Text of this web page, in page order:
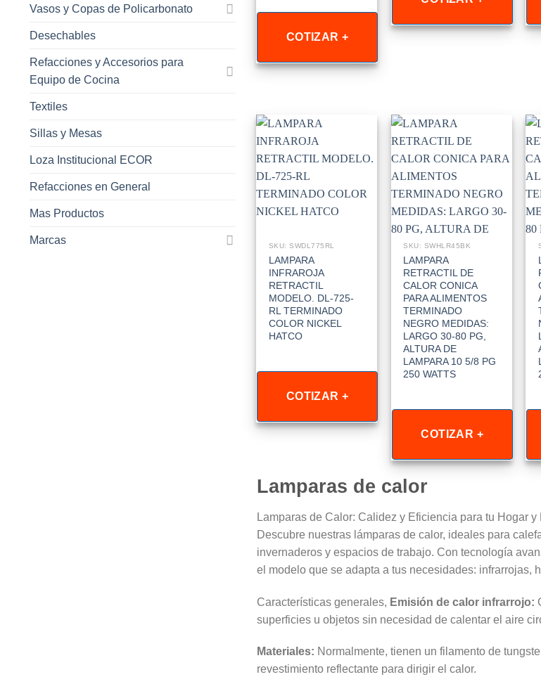
Vasos y Copas de Policarbonato
Desechables
Refacciones y Accesorios para
Equipo de Cocina
Textiles
Sillas y Mesas
Loza Institucional ECOR
Refacciones en General
Mas Productos
Marcas
COTIZAR +
SKU: SWDL775RL
LAMPARA
INFRAROJA
RETRACTIL
MODELO. DL-725-
RL TERMINADO
COLOR NICKEL
HATCO
COTIZAR +
SKU: SWHLR45BK
LAMPARA
RETRACTIL DE
CALOR CONICA
PARA ALIMENTOS
TERMINADO
NEGRO MEDIDAS:
LARGO 30-80 PG,
ALTURA DE
LAMPARA 10 5/8 PG
250 WATTS
COTIZAR +
Lamparas de calor
Lamparas de Calor: Calidez y Eficiencia para tu Hogar y
Descubre nuestras lámparas de calor, ideales para
invernaderos y espacios de trabajo. Con tecnología
el modelo que se adapta a tus necesidades: infrarrojas,
Características generales, Emisión de calor infrarrojo:
superficies u objetos sin necesidad de calentar el aire
Materiales: Normalmente, tienen un filamento de
revestimiento reflectante para dirigir el calor.